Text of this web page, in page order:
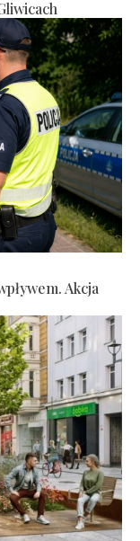
Akcja